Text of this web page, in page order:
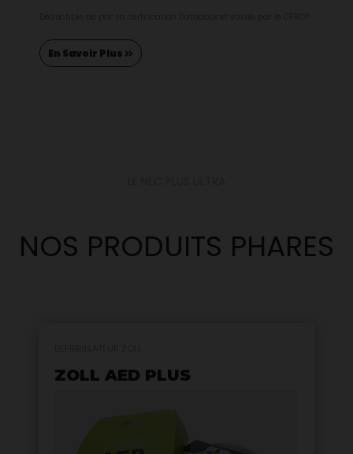
En Savoir Plus
NOS PRODUITS PHARES
ZOLL AED PLUS